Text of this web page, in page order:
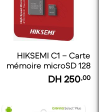
HIKSEMI C1 – Carte
mémoire microSD 128
Go v30
250,00